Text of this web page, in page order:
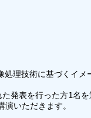
処理技術に基づ
表を行った方1名を
いただきます。